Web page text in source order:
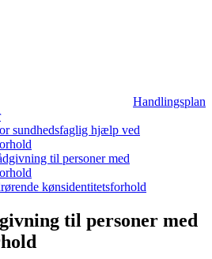
Handlingsplan
sundhedsfaglig hjælp ved
til personer med
kønsidentitetsforhold
til personer med